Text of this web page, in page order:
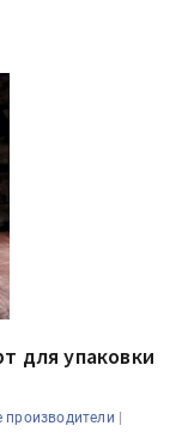
для упаковки
производители |